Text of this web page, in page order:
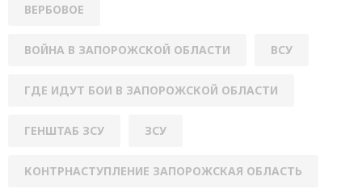
ВЕРБОВОЕ
ВОЙНА В ЗАПОРОЖСКОЙ ОБЛАСТИ ВСУ
ГДЕ ИДУТ БОИ В ЗАПОРОЖСКОЙ ОБЛАСТИ
ГЕНШТАБ ЗСУ ЗСУ
КОНТРНАСТУПЛЕНИЕ ЗАПОРОЖСКАЯ ОБЛАСТЬ